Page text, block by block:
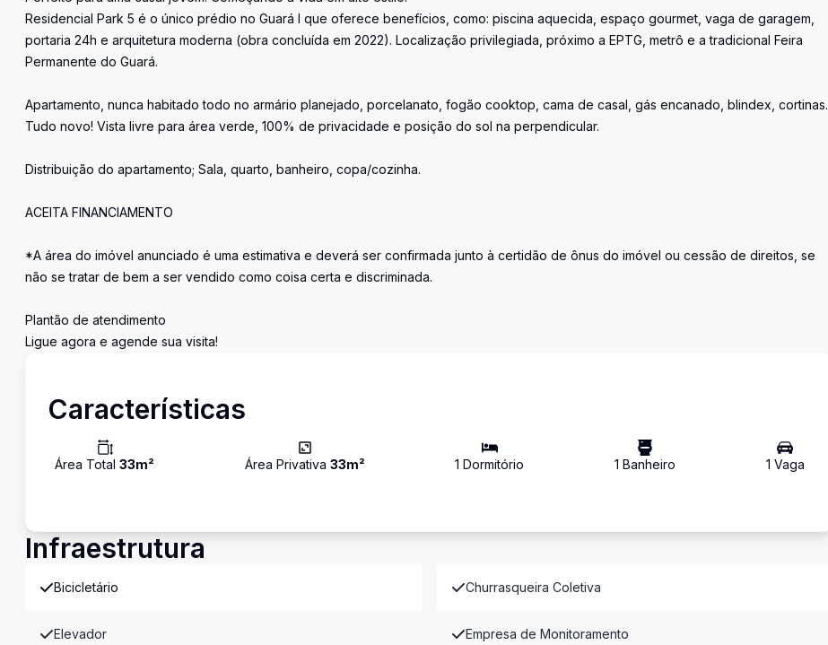
Residencial Park 5 é o único prédio no Guará I que oferece benefícios, como: piscina aquecida, espaço gourmet, vaga de garagem,
portaria 24h e arquitetura moderna (obra concluída em 2022). Localização privilegiada, próximo a EPTG, metrô e a tradicional Feira
Permanente do Guará.
Apartamento, nunca habitado todo no armário planejado, porcelanato, fogão cooktop, cama de casal, gás encanado, blindex, cortinas.
Tudo novo! Vista livre para área verde, 100% de privacidade e posição do sol na perpendicular.
Distribuição do apartamento; Sala, quarto, banheiro, copa/cozinha.
ACEITA FINANCIAMENTO
*A área do imóvel anunciado é uma estimativa e deverá ser confirmada junto à certidão de ônus do imóvel ou cessão de direitos, se
não se tratar de bem a ser vendido como coisa certa e discriminada.
Plantão de atendimento
Ligue agora e agende sua visita!
Características
Área Total 33m² Área Privativa 33m² 1 Dormitório 1 Banheiro 1 Vaga
Infraestrutura
Bicicletário Churrasqueira Coletiva
Elevador Empresa de Monitoramento